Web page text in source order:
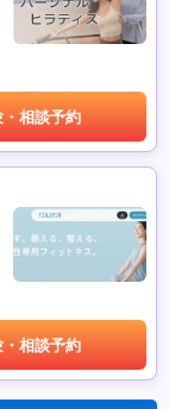
・相談予約
・相談予約